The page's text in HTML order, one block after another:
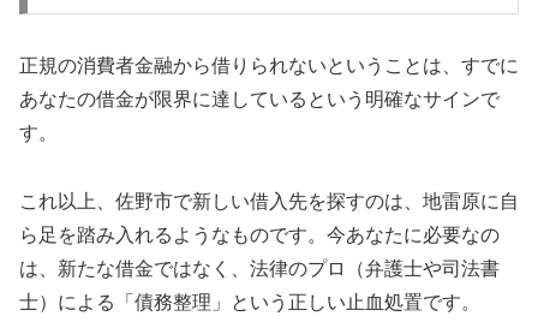
正規の消費者金融から借りられないということは、すでに
あなたの借金が限界に達しているという明確なサインで
す。
これ以上、佐野市で新しい借入先を探すのは、地雷原に自
ら足を踏み入れるようなものです。今あなたに必要なの
は、新たな借金ではなく、法律のプロ（弁護士や司法書
士）による「債務整理」という正しい止血処置です。